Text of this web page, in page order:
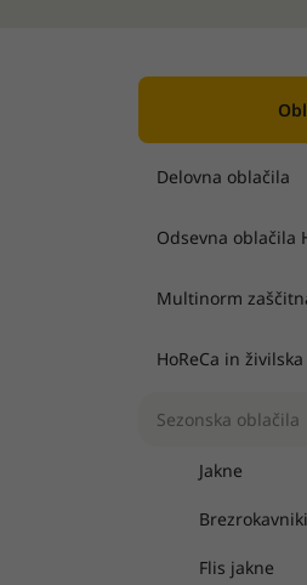
Delovna oblačila
Odsevna oblačila
Multinorm
HoReCa in
Sezonska oblačila
Jakne
Brezrokavniki
Flis jakne